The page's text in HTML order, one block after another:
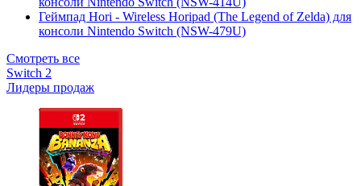
Геймпад Hori - Wireless Horipad (The Legend of Zelda) для
консоли Nintendo Switch (NSW-479U)
Смотреть все
Switch 2
Лидеры продаж